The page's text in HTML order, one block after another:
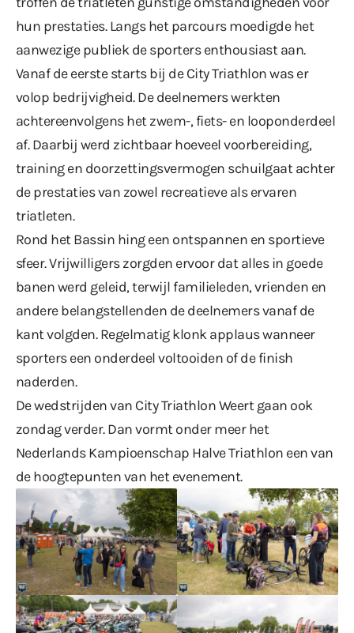
hun prestaties. Langs het parcours moedigde het
aanwezige publiek de sporters enthousiast aan.
Vanaf de eerste starts bij de City Triathlon was er
volop bedrijvigheid. De deelnemers werkten
achtereenvolgens het zwem-, fiets- en looponderdeel
af. Daarbij werd zichtbaar hoeveel voorbereiding,
training en doorzettingsvermogen schuilgaat achter
de prestaties van zowel recreatieve als ervaren
triatleten.
Rond het Bassin hing een ontspannen en sportieve
sfeer. Vrijwilligers zorgden ervoor dat alles in goede
banen werd geleid, terwijl familieleden, vrienden en
andere belangstellenden de deelnemers vanaf de
kant volgden. Regelmatig klonk applaus wanneer
sporters een onderdeel voltooiden of de finish
naderden.
De wedstrijden van City Triathlon Weert gaan ook
zondag verder. Dan vormt onder meer het
Nederlands Kampioenschap Halve Triathlon een van
de hoogtepunten van het evenement.